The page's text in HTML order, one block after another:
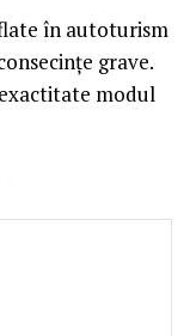
în autoturism
grave.
modul